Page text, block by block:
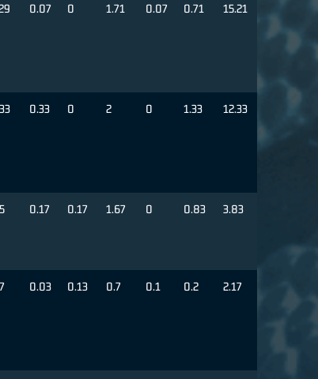
0.07 0 1.71 0.07 0.71 15.21
0.33 0 2 0 1.33 12.33
0.17 0.17 1.67 0 0.83 3.83
0.03 0.13 0.7 0.1 0.2 2.17